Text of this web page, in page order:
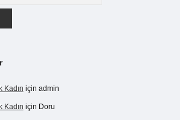
Kadın için admin
Kadın için Doru